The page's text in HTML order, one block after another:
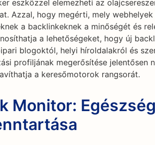
eszközzel elemezheti az
Azzal, hogy megérti, mely
a backlinkeknek a minőségét és
a lehetőségeket, hogy új
blogoktól, helyi híroldalakról és
profiljának megerősítése jelentősen
a keresőmotorok rangsorát.
Monitor: